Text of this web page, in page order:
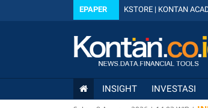
EPAPER KSTORE | KONTAN
INSIGHT INVESTASI